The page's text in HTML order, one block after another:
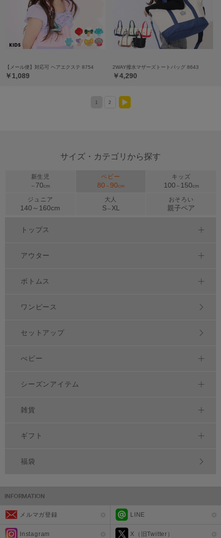
【メール便】対応可 ヘアエクステ 8754
￥1,089
2WAY撥水マザーズトートバッグ 8643
￥4,290
1 2
サイズ・カテゴリから探す
新生児
～ 70cm
ベビー
80 ～90cm
キッズ
100 ～ 150cm
ジュニア
140～ 160cm
大人
S～ XL
おそろい
親子ペア
トップス
アウター
ボトムス
ワンピース
セットアップ
べビー
シーズンアイテム
雑貨
ギフト
福袋
メルマガ登録 LINE
Instagram X（旧Twitter）